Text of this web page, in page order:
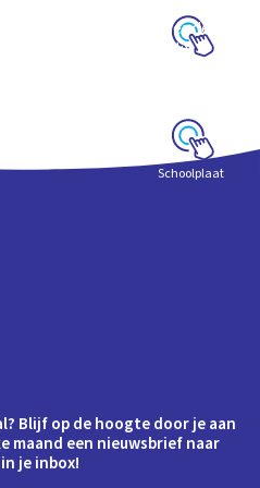
schoolplaat over de
geheimen van dit
Schoolplaat
Blijf op de hoogte door je aan
maand een nieuwsbrief naar
je inbox!